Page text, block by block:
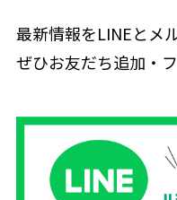
最新情報をLINEとメ
ぜひお友だち追加・